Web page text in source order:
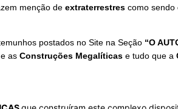
menção de extraterrestres como sendo
postados no Site na Seção “O
e as Construções Megalíticas e tudo que a